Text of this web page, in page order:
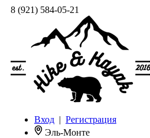
8 (921) 584-05-21
Вход | Регистрация
Эль-Монте